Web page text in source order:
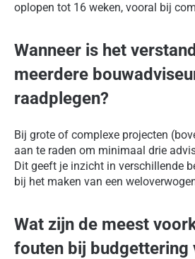
oplopen tot 16 weken, vooral bij
Wanneer is het
meerdere
raadplegen?
Bij grote of complexe projecten
aan te raden om minimaal drie
Dit geeft je inzicht in verschillende
bij het maken van een
Wat zijn de meest
fouten bij budgettering